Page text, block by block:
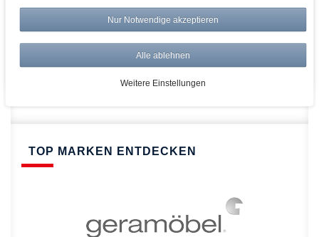
Risikolos: 14 Tage Rückgabe
Über 20.000 Artikel
Schnelle Lieferung
TOP MARKEN ENTDECKEN
Nur Notwendige akzeptieren
Alle ablehnen
Weitere Einstellungen